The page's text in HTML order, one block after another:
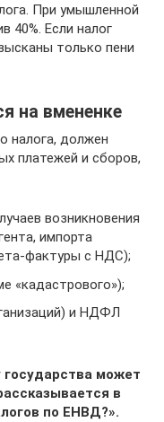
При умышленной
40%. Если налог
только пени
на вмененке
налога, должен
платежей и сборов,
возникновения
импорта
фактуры с НДС);
«кадастрового»);
и НДФЛ
государства может
в
по ЕНВД?».